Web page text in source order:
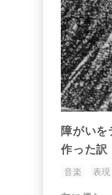
障がいを
作った訳
音楽 表現